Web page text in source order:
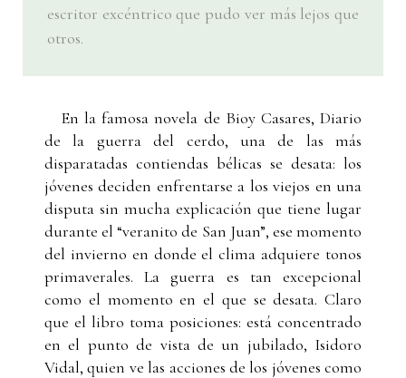
escritor excéntrico que pudo ver más lejos que
otros.
En la famosa novela de Bioy Casares, Diario
de la guerra del cerdo, una de las más
disparatadas contiendas bélicas se desata: los
jóvenes deciden enfrentarse a los viejos en una
disputa sin mucha explicación que tiene lugar
durante el “veranito de San Juan”, ese momento
del invierno en donde el clima adquiere tonos
primaverales. La guerra es tan excepcional
como el momento en el que se desata. Claro
que el libro toma posiciones: está concentrado
en el punto de vista de un jubilado, Isidoro
Vidal, quien ve las acciones de los jóvenes como